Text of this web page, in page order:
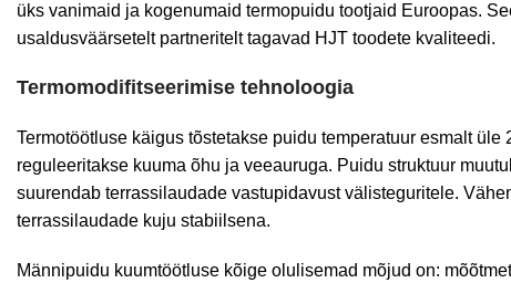
üks vanimaid ja kogenumaid termopuidu tootjaid Euroopas.
usaldusväärsetelt partneritelt tagavad HJT toodete kvaliteedi.
Termomodifitseerimise tehnoloogia
Termotöötluse käigus tõstetakse puidu temperatuur esmalt üle
reguleeritakse kuuma õhu ja veeauruga. Puidu struktuur
suurendab terrassilaudade vastupidavust välisteguritele.
terrassilaudade kuju stabiilsena.
Männipuidu kuumtöötluse kõige olulisemad mõjud on: